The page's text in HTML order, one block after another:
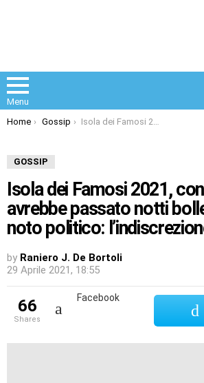
Menu
You are here:
Home Gossip Isola dei Famosi 2021, concorrente avrebbe passato notti bollenti con un noto politico: l’indiscrezione
GOSSIP
Isola dei Famosi 2021,
avrebbe passato notti
noto politico:
by Raniero J. De Bortoli
29 Aprile 2021, 18:55
66
shares
Facebook